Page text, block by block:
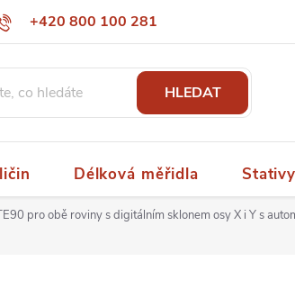
+420 800 100 281
papaspol@papaspol.cz
HLEDAT
Délková měřidla Stativy
pro obě roviny s digitálním sklonem osy X i Y s